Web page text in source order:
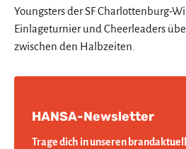
Youngsters der SF Charlottenburg-
Einlageturnier und Cheerleaders
zwischen den Halbzeiten.
HANSA-Newsletter
Trage dich in unseren